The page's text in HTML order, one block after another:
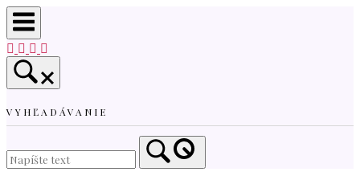
Skip
to
content
VYHĽADÁVANIE